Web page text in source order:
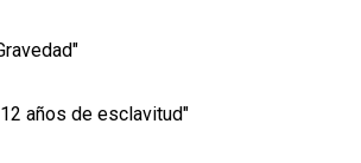
años de esclavitud"